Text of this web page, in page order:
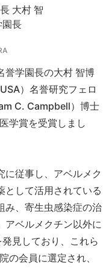
園長
誉学園長の大村 智博
）名誉研究フェロ
C. Campbell）博士
学賞を受賞しまし
に従事し、アベルメク
として活用されている
み、寄生虫感染症の治
アベルメクチン以外に
見しており、これら
の会員に選定され、